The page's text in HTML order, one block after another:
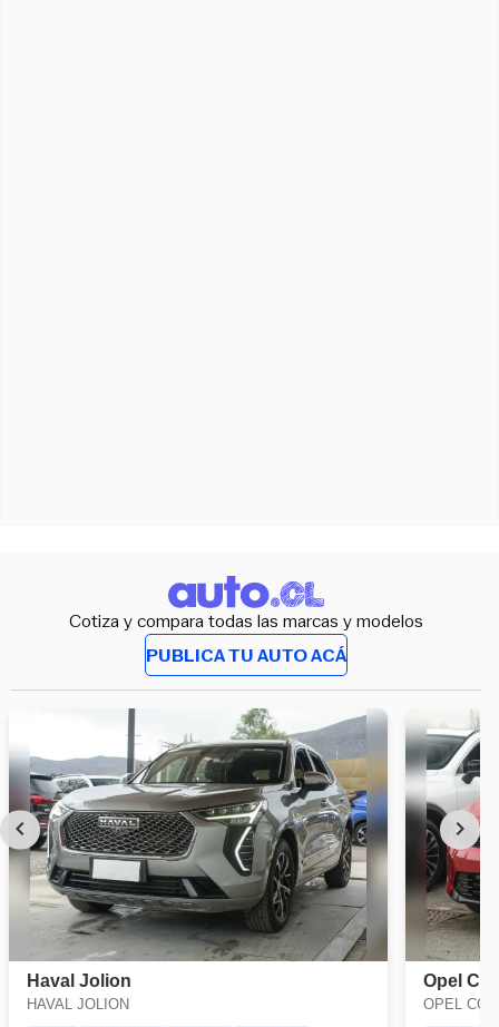
Cotiza y compara todas las marcas y modelos
PUBLICA TU AUTO ACÁ